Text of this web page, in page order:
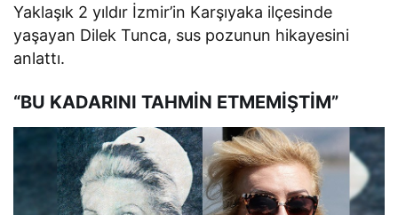
Yaklaşık 2 yıldır İzmir’in Karşıyaka ilçesinde
yaşayan Dilek Tunca, sus pozunun hikayesini
anlattı.
“BU KADARINI TAHMİN ETMEMİŞTİM”